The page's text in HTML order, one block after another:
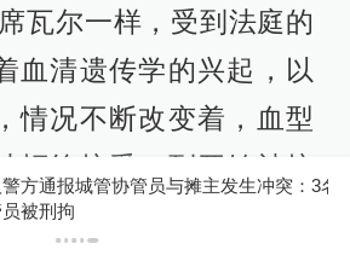
瓦尔一样，受到法庭的
血清遗传学的兴起，以
情况不断改变着，血型
拒绝接受，到开始被接
主动寻求和血液检测科
通报城管协管员与摊主发生冲突：3名
刑拘